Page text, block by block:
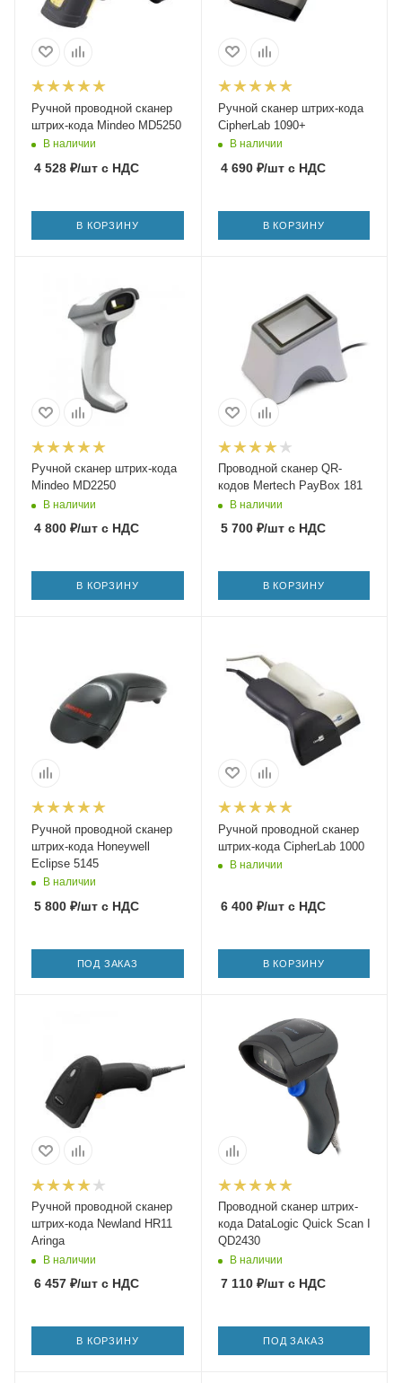
Ручной проводной сканер
штрих-кода Mindeo MD5250
В наличии
4 528 ₽/шт с НДС
В КОРЗИНУ
Ручной сканер штрих-кода
CipherLab 1090+
В наличии
4 690₽/штс НДС
В КОРЗИНУ
Ручной сканер штрих-кода
Mindeo MD2250
В наличии
4 800 ₽/шт с НДС
В КОРЗИНУ
Проводной сканер QR-
кодов Mertech PayBox 181
В наличии
5 700₽/штс НДС
В КОРЗИНУ
Ручной проводной сканер
штрих-кода Honeywell
Eclipse 5145
В наличии
5 800 ₽/шт с НДС
ПОД ЗАКАЗ
Ручной проводной сканер
штрих-кода CipherLab 1000
В наличии
6 400₽/штс НДС
В КОРЗИНУ
Ручной проводной сканер
штрих-кода Newland HR11
Aringa
В наличии
6 457 ₽/шт с НДС
В КОРЗИНУ
Проводной сканер штрих-
кода DataLogic Quick Scan I
QD2430
В наличии
7 110₽/штс НДС
ПОД ЗАКАЗ